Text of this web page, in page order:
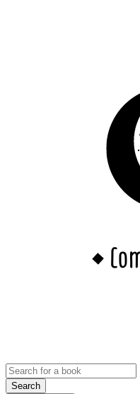
Search